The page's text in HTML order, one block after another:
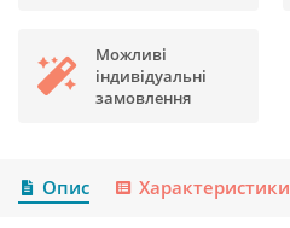
Можливі
індивідуальні
замовлення
Опис Характеристики